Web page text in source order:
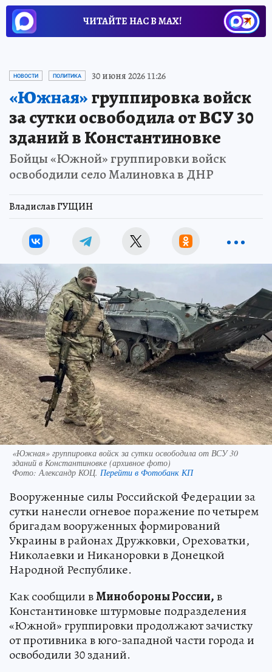
ЧИТАЙТЕ НАС В МАХ!
НОВОСТИ ПОЛИТИКА 30 июня 2026 11:26
«Южная»группировка войск
за сутки освободила от ВСУ 30
зданий в Константиновке
Бойцы «Южной» группировки войск
освободили село Малиновка в ДНР
Владислав ГУЩИН
«Южная» группировка войск за сутки освободила от ВСУ 30
зданий в Константиновке (архивное фото)
Фото: Александр КОЦ. Перейти в Фотобанк КП
Вооруженные силы Российской Федерации за
сутки нанесли огневое поражение по четырем
бригадам вооруженных формирований
Украины в районах Дружковки, Ореховатки,
Николаевки и Никаноровки в Донецкой
Народной Республике.
Как сообщили вМинобороны России,в
Константиновке штурмовые подразделения
«Южной» группировки продолжают зачистку
от противника в юго-западной части города и
освободили 30 зданий.